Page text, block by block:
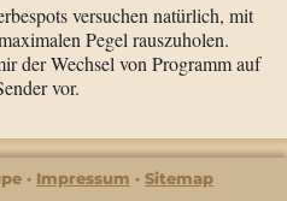
versuchen natürlich, mit
Pegel rauszuholen.
der Wechsel von Programm auf
vor.
Impressum Sitemap